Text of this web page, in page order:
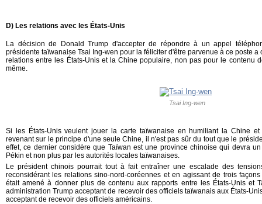
D) Les relations avec les États-Unis
La décision de Donald Trump d'accepter de répondre à un appel
présidente taïwanaise Tsai Ing-wen pour la féliciter d'être parvenue à ce poste
relations entre les États-Unis et la Chine populaire, non pas pour le contenu
même.
Tsai Ing-wen
Si les États-Unis veulent jouer la carte taïwanaise en humiliant la Chine
revenant sur le principe d'une seule Chine, il n'est pas sûr du tout que le
effet, ce dernier considère que Taïwan est une province chinoise qui devra
Pékin et non plus par les autorités locales taïwanaises.
Le président chinois pourrait tout à fait entraîner une escalade des
reconsidérant les relations sino-nord-coréennes et en agissant de trois
était amené à donner plus de contenu aux rapports entre les États-Unis et
administration Trump acceptant de recevoir des officiels taïwanais aux États-
acceptant de recevoir des officiels américains.